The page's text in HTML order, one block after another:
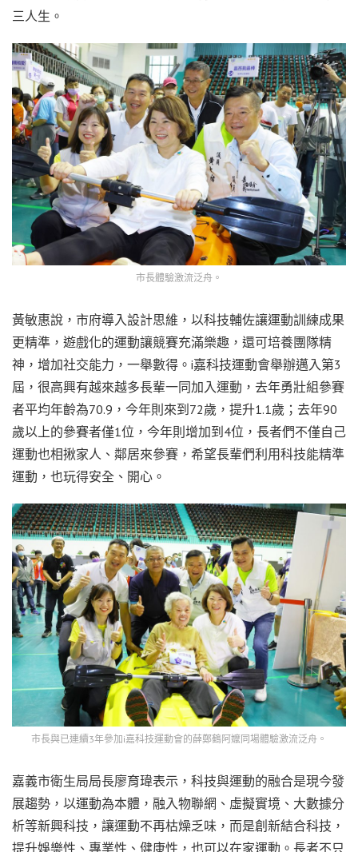
三人生。
市長體驗激流泛舟。
黃敏惠說，市府導入設計思維，以科技輔佐讓運動訓練成果
更精準，遊戲化的運動讓競賽充滿樂趣，還可培養團隊精
神，增加社交能力，一舉數得。i嘉科技運動會舉辦邁入第3
屆，很高興有越來越多長輩一同加入運動，去年勇壯組參賽
者平均年齡為70.9，今年則來到72歲，提升1.1歲；去年90
歲以上的參賽者僅1位，今年則增加到4位，長者們不僅自己
運動也相揪家人、鄰居來參賽，希望長輩們利用科技能精準
運動，也玩得安全、開心。
市長與已連續3年參加i嘉科技運動會的薛鄭鶴阿嬤同場體驗激流泛舟。
嘉義市衛生局局長廖育瑋表示，科技與運動的融合是現今發
展趨勢，以運動為本體，融入物聯網、虛擬實境、大數據分
析等新興科技，讓運動不再枯燥乏味，而是創新結合科技，
提升娛樂性、專業性、健康性，也可以在家運動。長者不只